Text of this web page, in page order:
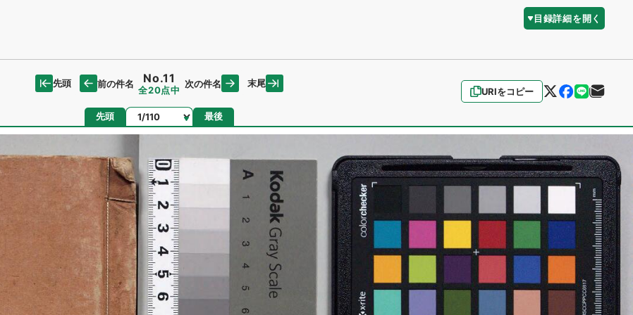
目録詳細を開く
URIをコピー
先頭 前の件名 No.11
全20点中
次の件名 末尾
先頭 ページ 最後